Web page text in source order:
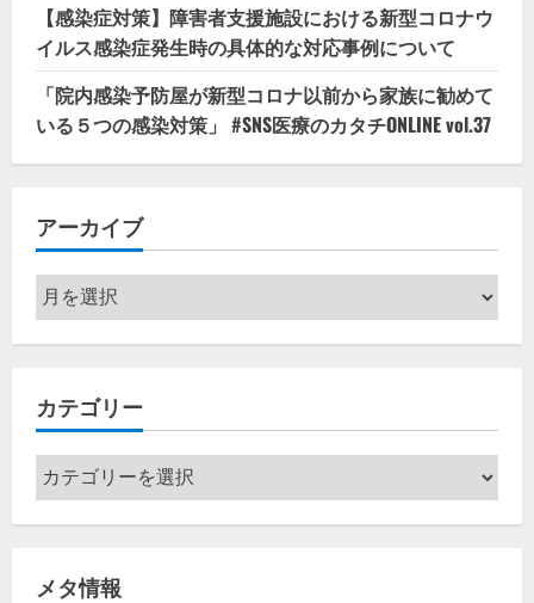
【感染症対策】障害者支援施設における新型コロナウ
イルス感染症発生時の具体的な対応事例について
「院内感染予防屋が新型コロナ以前から家族に勧めて
いる５つの感染対策」 #SNS医療のカタチONLINE vol.37
アーカイブ
ア
ー
カ
ブ
カテゴリー
カ
テ
ゴ
ー
メタ情報